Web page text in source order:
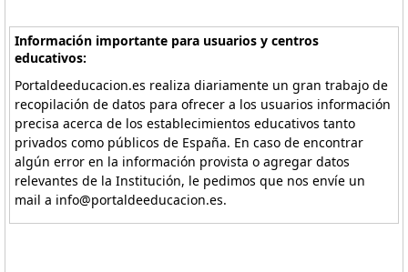
Información importante para usuarios y centros
educativos:
Portaldeeducacion.es realiza diariamente un gran trabajo de
recopilación de datos para ofrecer a los usuarios información
precisa acerca de los establecimientos educativos tanto
privados como públicos de España. En caso de encontrar
algún error en la información provista o agregar datos
relevantes de la Institución, le pedimos que nos envíe un
mail a info@portaldeeducacion.es.